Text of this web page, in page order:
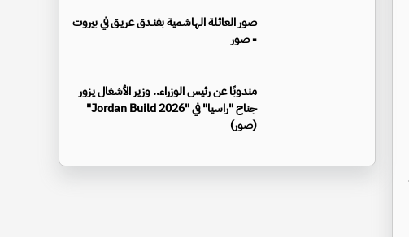
صور العائلة الهاشمية بفنـدق عريـق في بيروت
- صور
مندوبًا عن رئيس الوزراء.. وزير الأشغال يزور
جناح "راسيا" في "Jordan Build 2026"
(صور)